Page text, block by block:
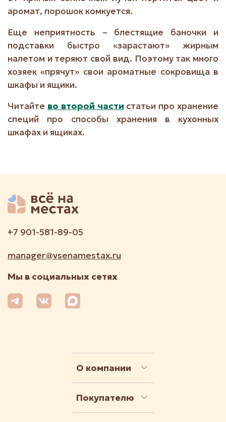
аромат, порошок комкуется.
Еще неприятность – блестящие баночки и
подставки быстро «зарастают» жирным
налетом и теряют свой вид. Поэтому так много
хозяек «прячут» свои ароматные сокровища в
шкафы и ящики.
Читайте во второй части статьи про хранение
специй про способы хранения в кухонных
шкафах и ящиках.
О компании
Покупателю
+7 901-581-89-05
manager@vsenamestax.ru
Мы в социальных сетях